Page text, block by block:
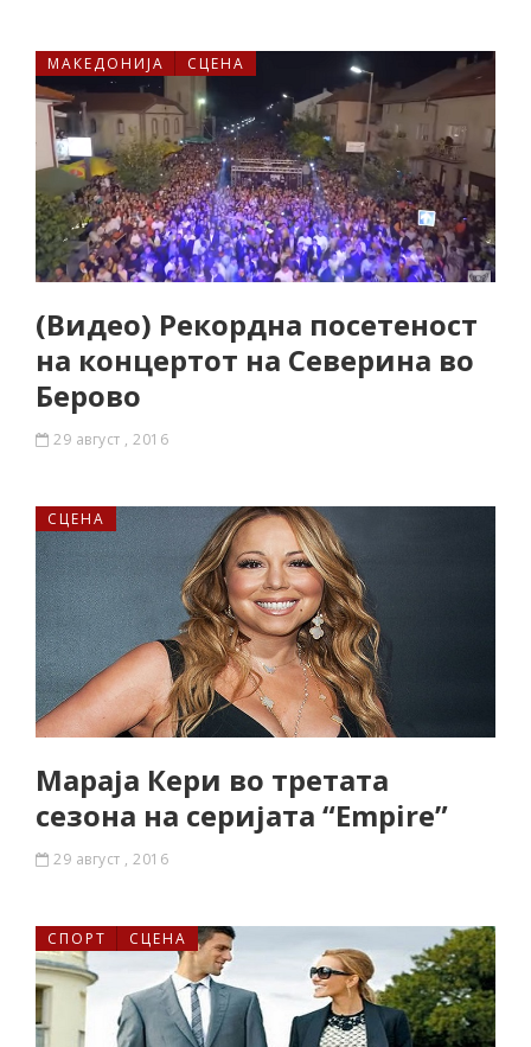
МАКЕДОНИЈА СЦЕНА
(Видео) Рекордна посетеност
на концертот на Северина во
Берово
29 август , 2016
СЦЕНА
Мараја Кери во третата
сезона на серијата “Empire”
29 август , 2016
СПОРТ СЦЕНА